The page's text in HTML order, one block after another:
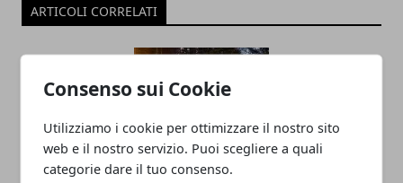
Consenso sui Cookie
Utilizziamo i cookie per ottimizzare il nostro sito
web e il nostro servizio. Puoi scegliere a quali
categorie dare il tuo consenso.
ARTICOLI CORRELATI